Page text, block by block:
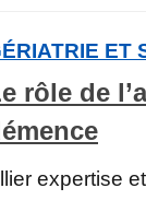
ET
rôle de
expertise